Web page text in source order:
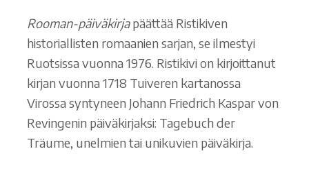
Rooman-päiväkirjapäättää Ristikiven
historiallisten romaanien sarjan, se ilmestyi
Ruotsissa vuonna 1976. Ristikivi on kirjoittanut
kirjan vuonna 1718 Tuiveren kartanossa
Virossa syntyneen Johann Friedrich Kaspar von
Revingenin päiväkirjaksi: Tagebuch der
Träume, unelmien tai unikuvien päiväkirja.